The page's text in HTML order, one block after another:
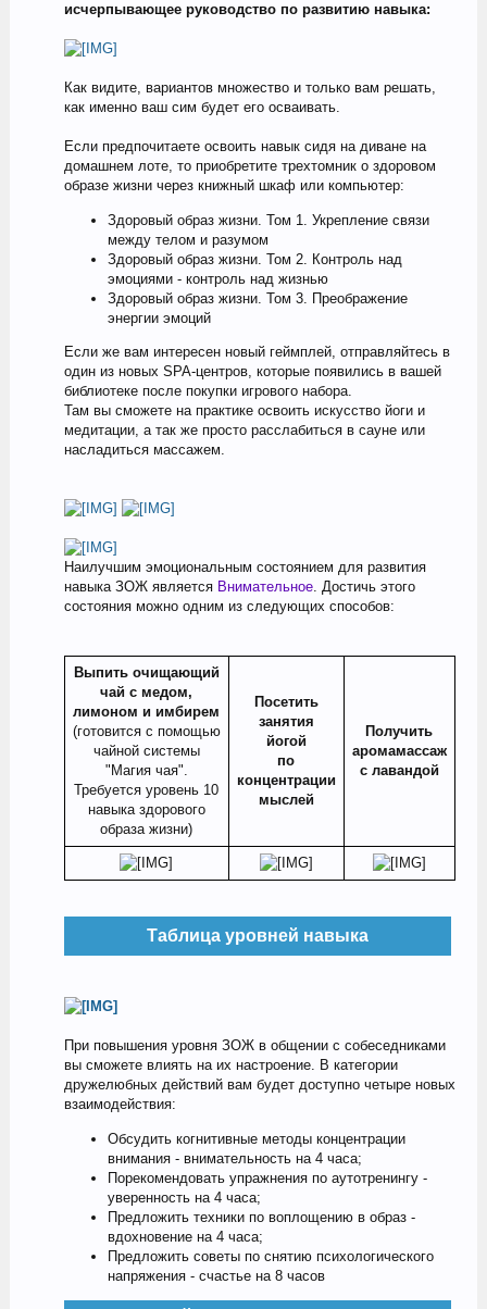
исчерпывающее руководство по развитию навыка:
Как видите, вариантов множество и только вам решать,
как именно ваш сим будет его осваивать.
Если предпочитаете освоить навык сидя на диване на
домашнем лоте, то приобретите трехтомник о здоровом
образе жизни через книжный шкаф или компьютер:
Здоровый образ жизни. Том 1. Укрепление связи
между телом и разумом
Здоровый образ жизни. Том 2. Контроль над
эмоциями - контроль над жизнью
Здоровый образ жизни. Том 3. Преображение
энергии эмоций
Если же вам интересен новый геймплей, отправляйтесь в
один из новых SPA-центров, которые появились в вашей
библиотеке после покупки игрового набора.
Там вы сможете на практике освоить искусство йоги и
медитации, а так же просто расслабиться в сауне или
насладиться массажем.
Наилучшим эмоциональным состоянием для развития
навыка ЗОЖ является Внимательное. Достичь этого
состояния можно одним из следующих способов:
Выпить очищающий
чай с медом,
лимоном и имбирем
(готовится с помощью
чайной системы
"Магия чая".
Требуется уровень 10
навыка здорового
образа жизни)​
Посетить
занятия
йогой
по
концентрации
мыслей
Получить
аромамассаж
с лавандой
Таблица уровней навыка
При повышения уровня ЗОЖ в общении с собеседниками
вы сможете влиять на их настроение. В категории
дружелюбных действий вам будет доступно четыре новых
взаимодействия:
Обсудить когнитивные методы концентрации
внимания - внимательность на 4 часа;
Порекомендовать упражнения по аутотренингу -
уверенность на 4 часа;
Предложить техники по воплощению в образ -
вдохновение на 4 часа;
Предложить советы по снятию психологического
напряжения - счастье на 8 часов